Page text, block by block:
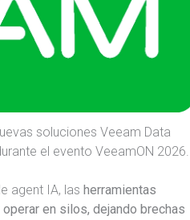
soluciones Veeam Data
el evento VeeamON 2026.
agent IA, las herramientas
en silos, dejando brechas